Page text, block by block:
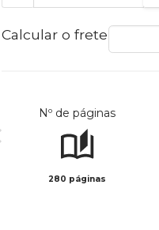
Calcular o frete
Nº de páginas
280 páginas